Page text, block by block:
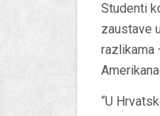
Studenti
zaustave
razlikama
“U